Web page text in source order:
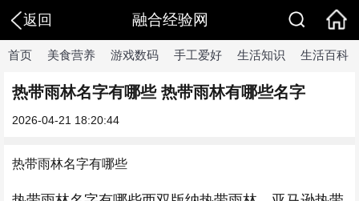
返回 融合经验网
首页 美食营养 游戏数码 手工爱好 生活知识 生活百科
热带雨林名字有哪些 热带雨林有哪些名字
2026-04-21 18:20:44
热带雨林名字有哪些